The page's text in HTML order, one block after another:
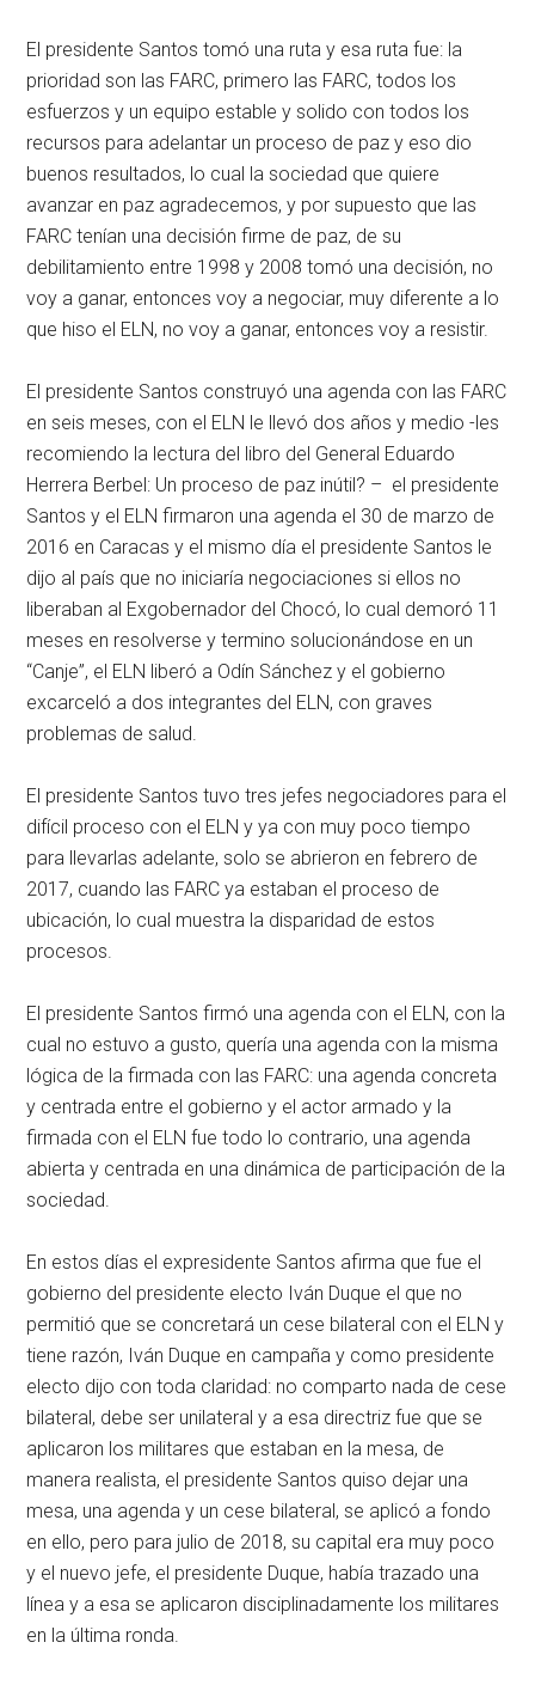
El presidente Santos tomó una ruta y esa ruta fue: la
prioridad son las FARC, primero las FARC, todos los
esfuerzos y un equipo estable y solido con todos los
recursos para adelantar un proceso de paz y eso dio
buenos resultados, lo cual la sociedad que quiere
avanzar en paz agradecemos, y por supuesto que las
FARC tenían una decisión firme de paz, de su
debilitamiento entre 1998 y 2008 tomó una decisión, no
voy a ganar, entonces voy a negociar, muy diferente a lo
que hiso el ELN, no voy a ganar, entonces voy a resistir.
El presidente Santos construyó una agenda con las FARC
en seis meses, con el ELN le llevó dos años y medio -les
recomiendo la lectura del libro del General Eduardo
Herrera Berbel: Un proceso de paz inútil? – el presidente
Santos y el ELN firmaron una agenda el 30 de marzo de
2016 en Caracas y el mismo día el presidente Santos le
dijo al país que no iniciaría negociaciones si ellos no
liberaban al Exgobernador del Chocó, lo cual demoró 11
meses en resolverse y termino solucionándose en un
“Canje”, el ELN liberó a Odín Sánchez y el gobierno
excarceló a dos integrantes del ELN, con graves
problemas de salud.
El presidente Santos tuvo tres jefes negociadores para el
difícil proceso con el ELN y ya con muy poco tiempo
para llevarlas adelante, solo se abrieron en febrero de
2017, cuando las FARC ya estaban el proceso de
ubicación, lo cual muestra la disparidad de estos
procesos.
El presidente Santos firmó una agenda con el ELN, con la
cual no estuvo a gusto, quería una agenda con la misma
lógica de la firmada con las FARC: una agenda concreta
y centrada entre el gobierno y el actor armado y la
firmada con el ELN fue todo lo contrario, una agenda
abierta y centrada en una dinámica de participación de la
sociedad.
En estos días el expresidente Santos afirma que fue el
gobierno del presidente electo Iván Duque el que no
permitió que se concretará un cese bilateral con el ELN y
tiene razón, Iván Duque en campaña y como presidente
electo dijo con toda claridad: no comparto nada de cese
bilateral, debe ser unilateral y a esa directriz fue que se
aplicaron los militares que estaban en la mesa, de
manera realista, el presidente Santos quiso dejar una
mesa, una agenda y un cese bilateral, se aplicó a fondo
en ello, pero para julio de 2018, su capital era muy poco
y el nuevo jefe, el presidente Duque, había trazado una
línea y a esa se aplicaron disciplinadamente los militares
en la última ronda.